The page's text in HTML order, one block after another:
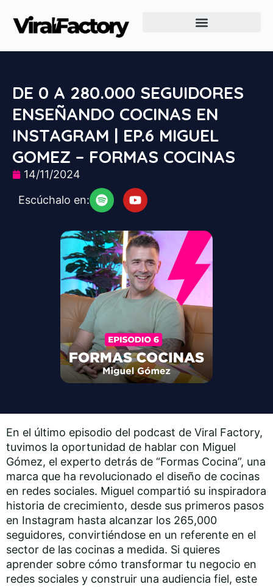
DE 0 A 280.000 SEGUIDORES
ENSEÑANDO COCINAS EN
INSTAGRAM | EP.6 MIGUEL
GOMEZ – FORMAS COCINAS
14/11/2024
Escúchalo en:
En el último episodio del podcast de Viral Factory,
tuvimos la oportunidad de hablar con Miguel
Gómez, el experto detrás de “Formas Cocina”, una
marca que ha revolucionado el diseño de cocinas
en redes sociales. Miguel compartió su inspiradora
historia de crecimiento, desde sus primeros pasos
en Instagram hasta alcanzar los 265,000
seguidores, convirtiéndose en un referente en el
sector de las cocinas a medida. Si quieres
aprender sobre cómo transformar tu negocio en
redes sociales y construir una audiencia fiel, este